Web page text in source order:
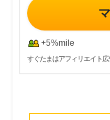
+5%mile
すぐたまはアフィリエイト